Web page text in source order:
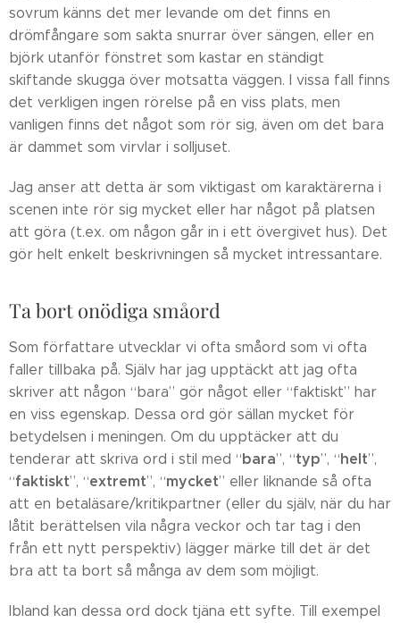
sovrum känns det mer levande om det finns en
drömfångare som sakta snurrar över sängen, eller en
björk utanför fönstret som kastar en ständigt
skiftande skugga över motsatta väggen. I vissa fall finns
det verkligen ingen rörelse på en viss plats, men
vanligen finns det något som rör sig, även om det bara
är dammet som virvlar i solljuset.
Jag anser att detta är som viktigast om karaktärerna i
scenen inte rör sig mycket eller har något på platsen
att göra (t.ex. om någon går in i ett övergivet hus). Det
gör helt enkelt beskrivningen så mycket intressantare.
Ta bort onödiga småord
Som författare utvecklar vi ofta småord som vi ofta
faller tillbaka på. Själv har jag upptäckt att jag ofta
skriver att någon “bara” gör något eller “faktiskt” har
en viss egenskap. Dessa ord gör sällan mycket för
betydelsen i meningen. Om du upptäcker att du
tenderar att skriva ord i stil med “bara”, “typ”, “helt”,
“faktiskt”, “extremt”, “mycket” eller liknande så ofta
att en betaläsare/kritikpartner (eller du själv, när du har
låtit berättelsen vila några veckor och tar tag i den
från ett nytt perspektiv) lägger märke till det är det
bra att ta bort så många av dem som möjligt.
Ibland kan dessa ord dock tjäna ett syfte. Till exempel